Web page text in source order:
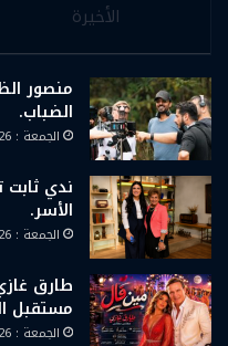
الأخيرة
منصور
الضباب.
الجمعة : 7/8/2026
ندي
الأسر.
الجمعة : 7/8/2026
طارق
مستقبل
الجمعة : 7/8/2026